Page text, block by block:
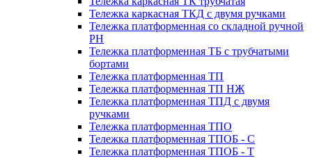
Тележка каркасная ТКД с двумя ручками
Тележка платформенная со складной ручной
PH
Тележка платформенная ТБ с трубчатыми
бортами
Тележка платформенная ТП
Тележка платформенная ТП НЖ
Тележка платформенная ТПД с двумя
ручками
Тележка платформенная ТПО
Тележка платформенная ТПОБ - С
Тележка платформенная ТПОБ - Т